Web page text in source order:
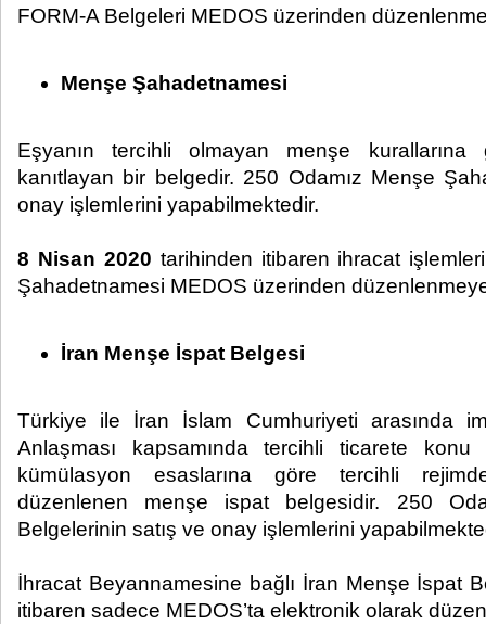
FORM-A Belgeleri MEDOS üzerinden
Menşe Şahadetnamesi
Eşyanın tercihli olmayan menşe
kanıtlayan bir belgedir. 250 Odamız Menşe
onay işlemlerini yapabilmektedir.
8 Nisan 2020 tarihinden itibaren ihracat
Şahadetnamesi MEDOS üzerinden düzenlenmeye
İran Menşe İspat Belgesi
Türkiye ile İran İslam Cumhuriyeti arasında
Anlaşması kapsamında tercihli ticarete
kümülasyon esaslarına göre tercihli
düzenlenen menşe ispat belgesidir. 250
Belgelerinin satış ve onay işlemlerini
İhracat Beyannamesine bağlı İran Menşe İspat
itibaren sadece MEDOS’ta elektronik olarak